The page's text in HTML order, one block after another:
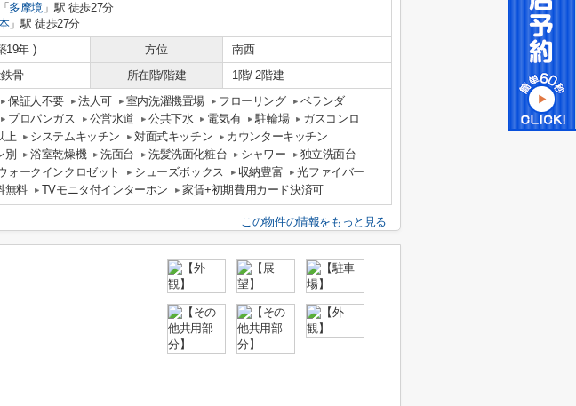
「 多摩境 」駅 徒歩27分
」駅 徒歩27分
19年 ) 方位
南西
骨 所在階/階建 1階/ 2階建
保証人不要 法人可 室内洗濯機置場 フローリング
ベランダ
プロパンガス 公営水道 公共下水 電気有 駐輪場
ガスコンロ
上
システムキッチン 対面式キッチン
カウンターキッチン
別
浴室乾燥機 洗面台 洗髪洗面化粧台 シャワー
独立洗面台
ォークインクロゼット シューズボックス 収納豊富
光ファイバー
無料
TVモニタ付インターホン 家賃+初期費用カード決済可
この物件の情報をもっと見る